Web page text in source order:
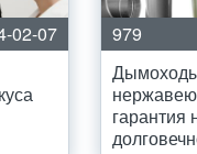
02-07
979
гарантия